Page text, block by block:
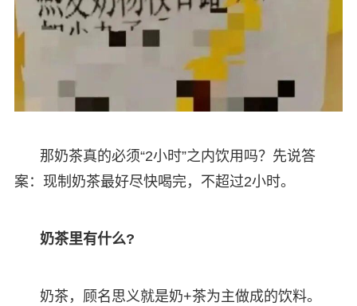
那奶茶真的必须“2小时”之内饮用吗？先说答
案：现制奶茶最好尽快喝完，不超过2小时。
奶茶里有什么?
奶茶，顾名思义就是奶+茶为主做成的饮料。